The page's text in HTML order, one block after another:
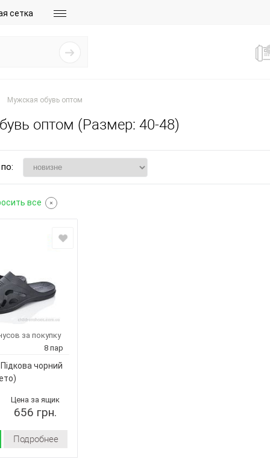
сетка
Мужская обувь оптом
оптом (Размер: 40-48)
все
за покупку
8 пар
чорний
Цена за ящик
656 грн.
Подробнее